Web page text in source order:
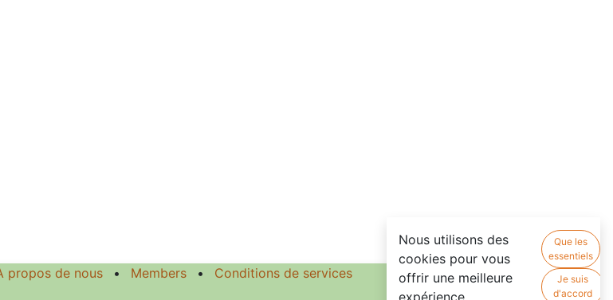
propos de nous • Members • Conditions de services
Nous utilisons des
cookies pour vous
offrir une meilleure
expérience
Que les
essentiels
Je suis
d'accord